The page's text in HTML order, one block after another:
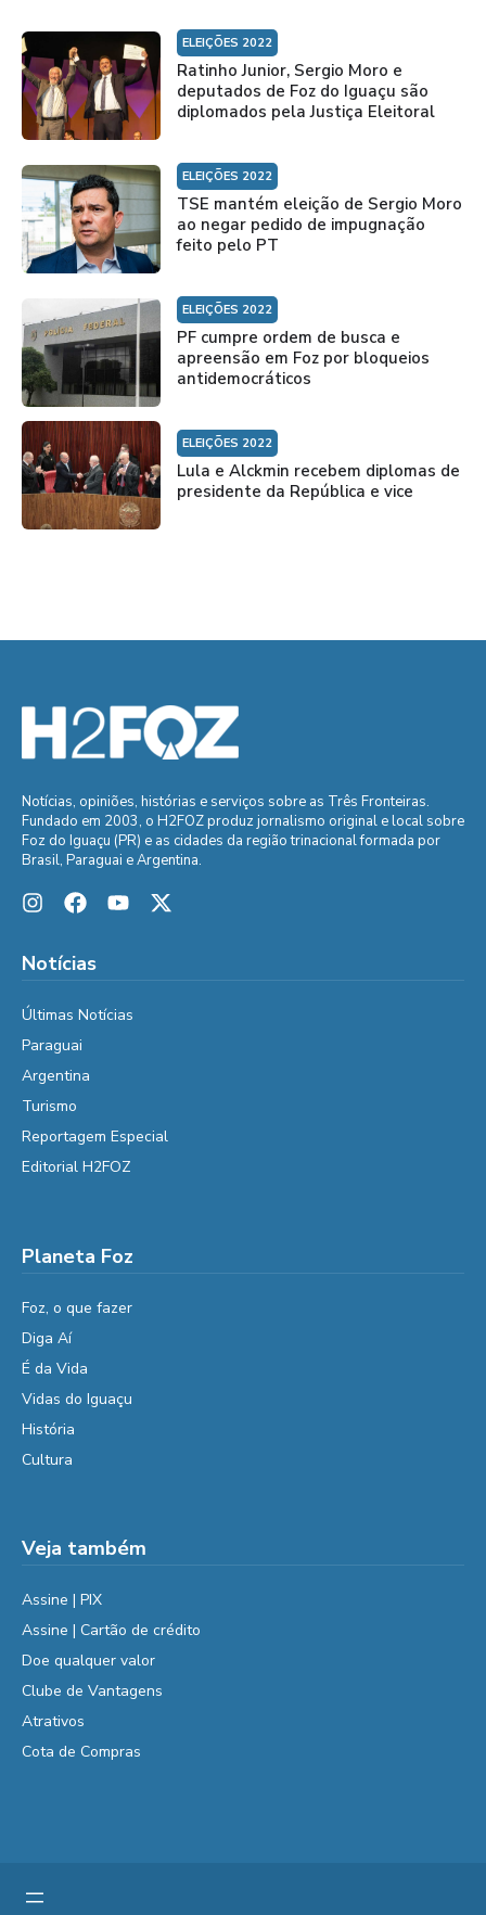
ELEIÇÕES 2022
Ratinho Junior, Sergio Moro e
deputados de Foz do Iguaçu são
diplomados pela Justiça Eleitoral
ELEIÇÕES 2022
TSE mantém eleição de Sergio Moro
ao negar pedido de impugnação
feito pelo PT
ELEIÇÕES 2022
PF cumpre ordem de busca e
apreensão em Foz por bloqueios
antidemocráticos
ELEIÇÕES 2022
Lula e Alckmin recebem diplomas de
presidente da República e vice
Notícias, opiniões, histórias e serviços sobre as Três Fronteiras.
Fundado em 2003, o H2FOZ produz jornalismo original e local sobre
Foz do Iguaçu (PR) e as cidades da região trinacional formada por
Brasil, Paraguai e Argentina.
Notícias
Últimas Notícias
Paraguai
Argentina
Turismo
Reportagem Especial
Editorial H2FOZ
Planeta Foz
Foz, o que fazer
Diga Aí
É da Vida
Vidas do Iguaçu
História
Cultura
Veja também
Assine | PIX
Assine | Cartão de crédito
Doe qualquer valor
Clube de Vantagens
Atrativos
Cota de Compras